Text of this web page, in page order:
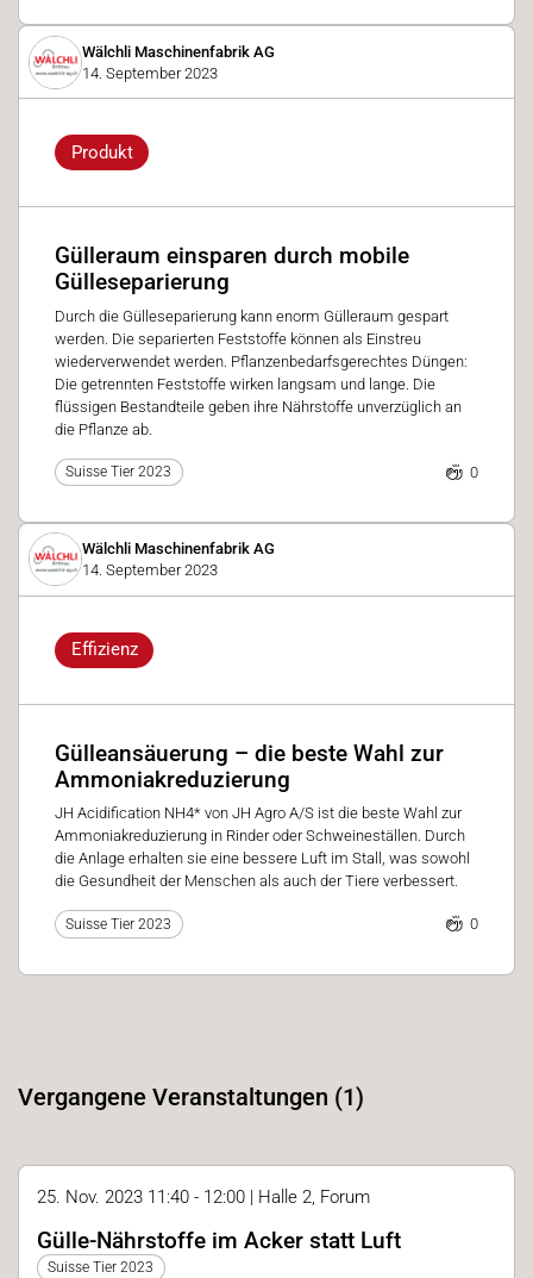
Wälchli Maschinenfabrik AG
14. September 2023
Produkt
Gülleraum einsparen durch mobile
Gülleseparierung
Durch die Gülleseparierung kann enorm Gülleraum gespart
werden. Die separierten Feststoffe können als Einstreu
wiederverwendet werden. Pflanzenbedarfsgerechtes Düngen:
Die getrennten Feststoffe wirken langsam und lange. Die
flüssigen Bestandteile geben ihre Nährstoffe unverzüglich an
die Pflanze ab.
Suisse Tier 2023 0
Wälchli Maschinenfabrik AG
14. September 2023
Effizienz
Gülleansäuerung – die beste Wahl zur
Ammoniakreduzierung
JH Acidification NH4* von JH Agro A/S ist die beste Wahl zur
Ammoniakreduzierung in Rinder oder Schweineställen. Durch
die Anlage erhalten sie eine bessere Luft im Stall, was sowohl
die Gesundheit der Menschen als auch der Tiere verbessert.
Suisse Tier 2023 0
Vergangene Veranstaltungen (1)
25. Nov. 2023 11:40 - 12:00 | Halle 2, Forum
Gülle-Nährstoffe im Acker statt Luft
Suisse Tier 2023